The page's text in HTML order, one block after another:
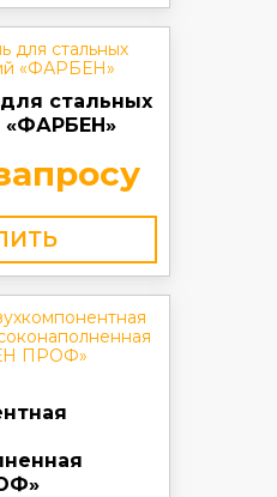
стальных
«ФАРБЕН»